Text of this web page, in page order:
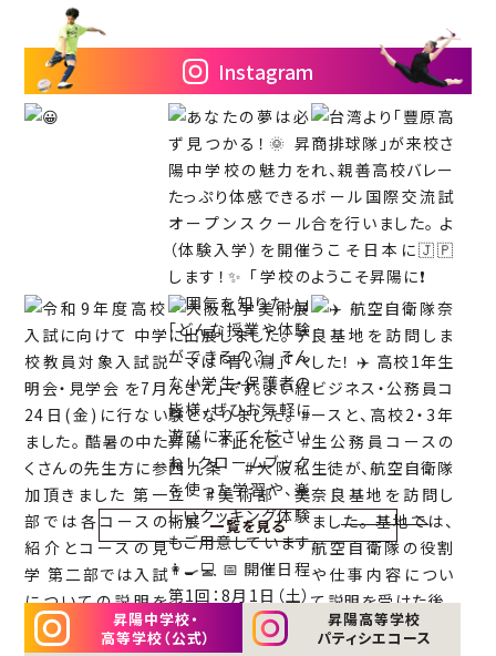
Instagram
一覧を見る
昇陽中学校・
高等学校（公式）
昇陽高等学校
パティシエコース